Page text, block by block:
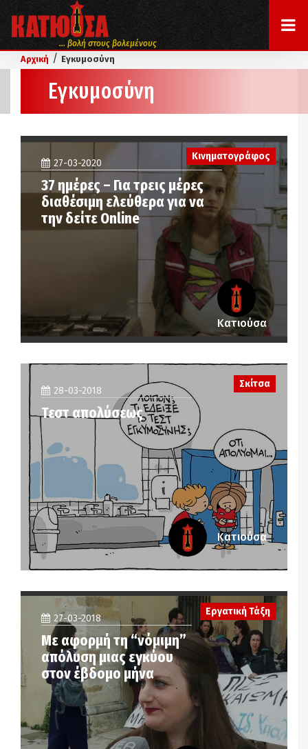
... βολή στους βολεμένους
Αρχική / Εγκυμοσύνη
Εγκυμοσύνη
Κινηματογράφος
27-03-2020
37 ημέρες – Για τρεις μέρες
διαθέσιμη ελεύθερα για να
την δείτε Online
Κατιούσα
28-03-2018
Τεστ απολύσεως
Σκίτσα
Κατιούσα
27-03-2018
Με αφορμή τη “νόμιμη”
απόλυση μιας εγκύου
στον έβδομο μήνα
Εργατική Τάξη